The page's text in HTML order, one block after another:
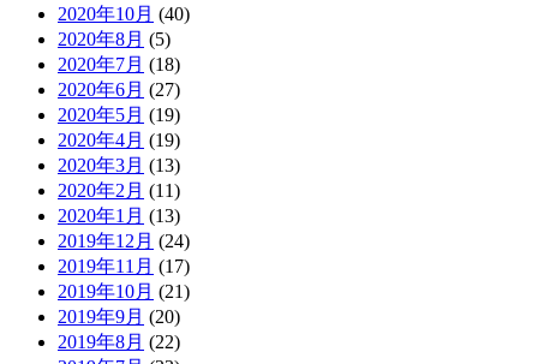
2020年10月 (40)
2020年8月 (5)
2020年7月 (18)
2020年6月 (27)
2020年5月 (19)
2020年4月 (19)
2020年3月 (13)
2020年2月 (11)
2020年1月 (13)
2019年12月 (24)
2019年11月 (17)
2019年10月 (21)
2019年9月 (20)
2019年8月 (22)